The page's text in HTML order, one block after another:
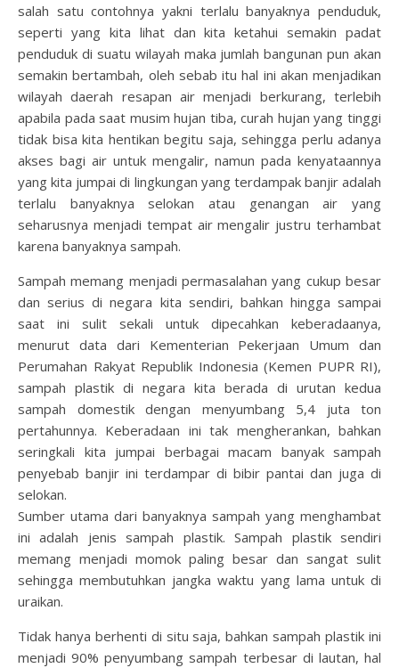
salah satu contohnya yakni terlalu banyaknya penduduk,
seperti yang kita lihat dan kita ketahui semakin padat
penduduk di suatu wilayah maka jumlah bangunan pun akan
semakin bertambah, oleh sebab itu hal ini akan menjadikan
wilayah daerah resapan air menjadi berkurang, terlebih
apabila pada saat musim hujan tiba, curah hujan yang tinggi
tidak bisa kita hentikan begitu saja, sehingga perlu adanya
akses bagi air untuk mengalir, namun pada kenyataannya
yang kita jumpai di lingkungan yang terdampak banjir adalah
terlalu banyaknya selokan atau genangan air yang
seharusnya menjadi tempat air mengalir justru terhambat
karena banyaknya sampah.
Sampah memang menjadi permasalahan yang cukup besar
dan serius di negara kita sendiri, bahkan hingga sampai
saat ini sulit sekali untuk dipecahkan keberadaanya,
menurut data dari Kementerian Pekerjaan Umum dan
Perumahan Rakyat Republik Indonesia (Kemen PUPR RI),
sampah plastik di negara kita berada di urutan kedua
sampah domestik dengan menyumbang 5,4 juta ton
pertahunnya. Keberadaan ini tak mengherankan, bahkan
seringkali kita jumpai berbagai macam banyak sampah
penyebab banjir ini terdampar di bibir pantai dan juga di
selokan.
Sumber utama dari banyaknya sampah yang menghambat
ini adalah jenis sampah plastik. Sampah plastik sendiri
memang menjadi momok paling besar dan sangat sulit
sehingga membutuhkan jangka waktu yang lama untuk di
uraikan.
Tidak hanya berhenti di situ saja, bahkan sampah plastik ini
menjadi 90% penyumbang sampah terbesar di lautan, hal